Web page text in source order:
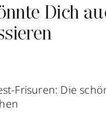
Dich
Frisuren: Die